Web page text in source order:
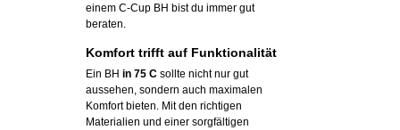
einem C-Cup BH bist du immer gut
beraten.
Komfort trifft auf Funktionalität
Ein BH in 75 Csollte nicht nur gut
aussehen, sondern auch maximalen
Komfort bieten. Mit den richtigen
Materialien und einer sorgfältigen